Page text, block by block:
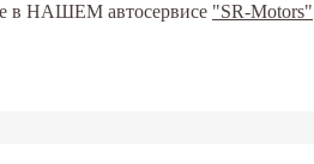
в НАШЕМ автосервисе "SR-Motors"